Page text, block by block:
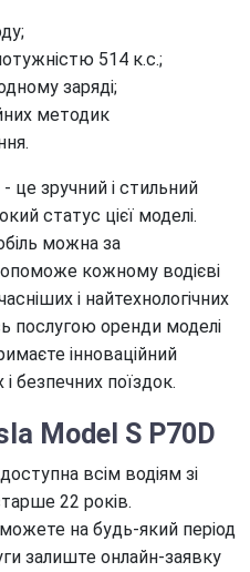
514 к.с.;
заряді;
методик
- це зручний і стильний
статус цієї моделі.
можна за
кожному водієві
і найтехнологічних
послугою оренди моделі
інноваційний
безпечних поїздок.
Model S P70D
всім водіям зі
22 років.
на будь-який період
залиште онлайн-заявку